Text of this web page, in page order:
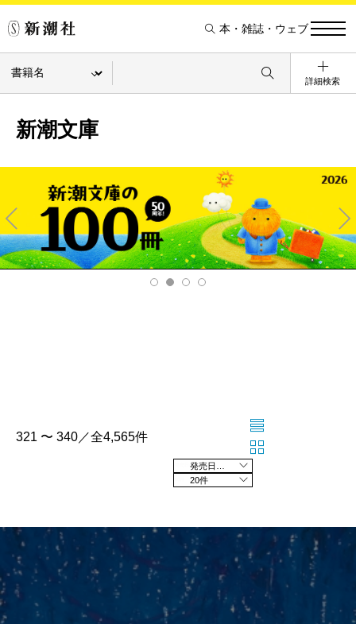
本・雑誌・ウェブ
詳細検索
新潮文庫
Pre
v
Ne
xt
321 〜 340／全4,565件
20件